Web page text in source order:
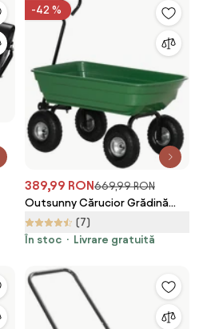
-42 %
389,99 RON669,99 RON
Outsunny Cărucior Grădină
Oțel Anvelope Robuste 250 kg
108x52x100cm Verde | Aosom
(7)
În stoc
Livrare gratuită